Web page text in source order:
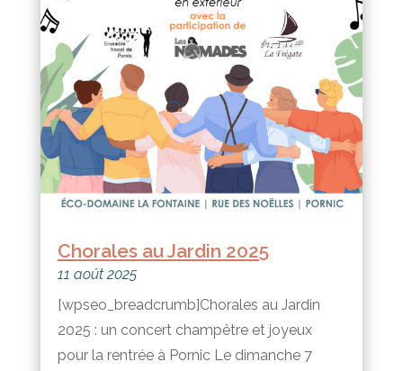
Chorales au Jardin 2025
11 août 2025
[wpseo_breadcrumb]Chorales au Jardin
2025 : un concert champêtre et joyeux
pour la rentrée à Pornic Le dimanche 7